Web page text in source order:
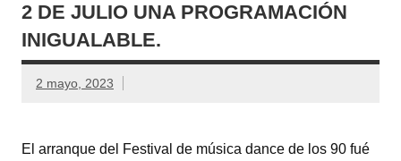
2 DE JULIO UNA PROGRAMACIÓN
INIGUALABLE.
2 mayo, 2023
El arranque del Festival de música dance de los 90 fué